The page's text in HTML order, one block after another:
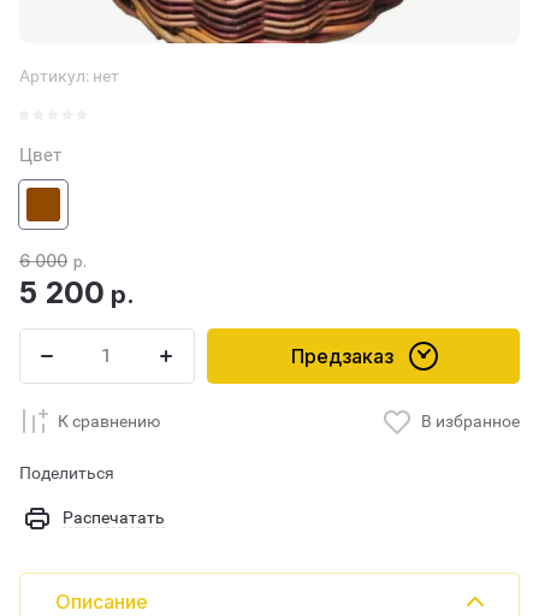
Артикул: нет
Цвет
6 000 р.
5 200 р.
Предзаказ
К сравнению В избранное
Поделиться
Распечатать
Описание